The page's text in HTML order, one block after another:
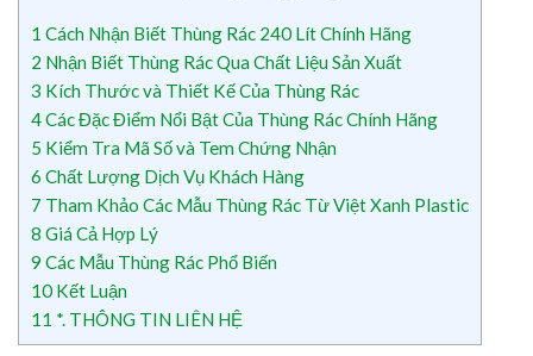
1 Cách Nhận Biết Thùng Rác 240 Lít Chính Hãng
2 Nhận Biết Thùng Rác Qua Chất Liệu Sản Xuất
3 Kích Thước và Thiết Kế Của Thùng Rác
4Các Đặc Điểm Nổi Bật Của Thùng Rác Chính Hãng
5 Kiểm Tra Mã Số và Tem Chứng Nhận
6 Chất Lượng Dịch Vụ Khách Hàng
7 Tham Khảo Các Mẫu Thùng Rác Từ Việt Xanh Plastic
8 Giá Cả Hợp Lý
9 Các Mẫu Thùng Rác Phổ Biến
10 Kết Luận
11 *. THÔNG TIN LIÊN HỆ